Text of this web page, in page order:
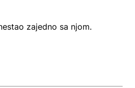
zajedno sa njom.